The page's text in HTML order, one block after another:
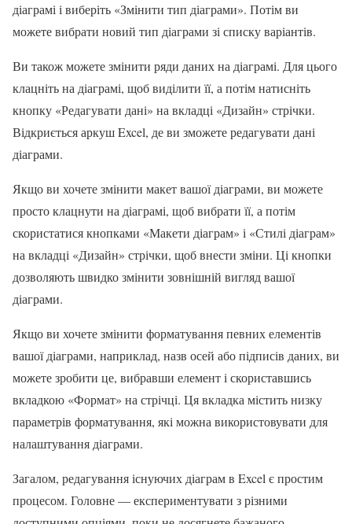
діаграмі і виберіть «Змінити тип діаграми». Потім ви
можете вибрати новий тип діаграми зі списку варіантів.
Ви також можете змінити ряди даних на діаграмі. Для цього
клацніть на діаграмі, щоб виділити її, а потім натисніть
кнопку «Редагувати дані» на вкладці «Дизайн» стрічки.
Відкриється аркуш Excel, де ви зможете редагувати дані
діаграми.
Якщо ви хочете змінити макет вашої діаграми, ви можете
просто клацнути на діаграмі, щоб вибрати її, а потім
скористатися кнопками «Макети діаграм» і «Стилі діаграм»
на вкладці «Дизайн» стрічки, щоб внести зміни. Ці кнопки
дозволяють швидко змінити зовнішній вигляд вашої
діаграми.
Якщо ви хочете змінити форматування певних елементів
вашої діаграми, наприклад, назв осей або підписів даних, ви
можете зробити це, вибравши елемент і скориставшись
вкладкою «Формат» на стрічці. Ця вкладка містить низку
параметрів форматування, які можна використовувати для
налаштування діаграми.
Загалом, редагування існуючих діаграм в Excel є простим
процесом. Головне — експериментувати з різними